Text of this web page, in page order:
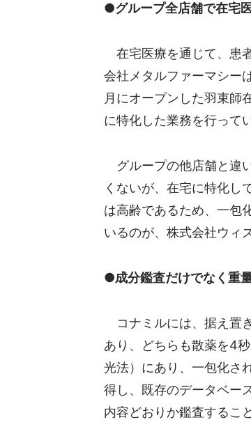
●グループ全店舗で在宅
在宅医療を通じて、患
会社メタルファーマシー
月にオープンした羽束師
に特化した業務を行って
グループの他店舗と違
くないが、在宅に特化し
は高齢であるため、一包
いるのが、株式会社ウィ
●成分鑑査だけでなく重
コナミルには、据え置
あり、どちらも散薬を4
光法）にあり、一包化さ
得し、既存のデータベー
内容どおりか鑑査するこ